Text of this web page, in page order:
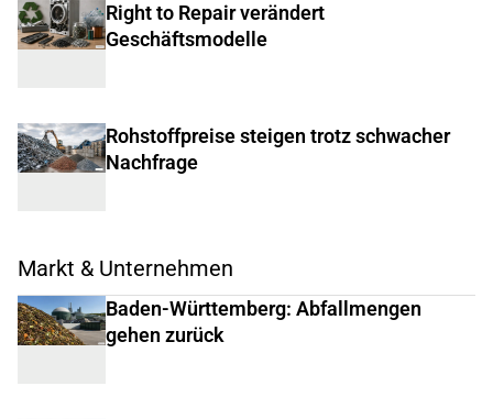
Right to Repair verändert
Geschäftsmodelle
Rohstoffpreise steigen trotz schwacher
Nachfrage
Markt & Unternehmen
Baden-Württemberg: Abfallmengen
gehen zurück